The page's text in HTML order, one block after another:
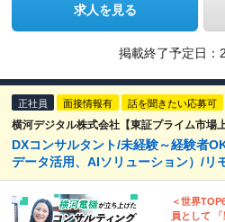
求人を見る
掲載終了予定日：
正社員 面接情報有 話を聞きたい応募可
横河デジタル株式会社【東証プライム市場
DXコンサルタント/未経験～経験者
データ活用、AIソリューション）/リ
＜世界
員として